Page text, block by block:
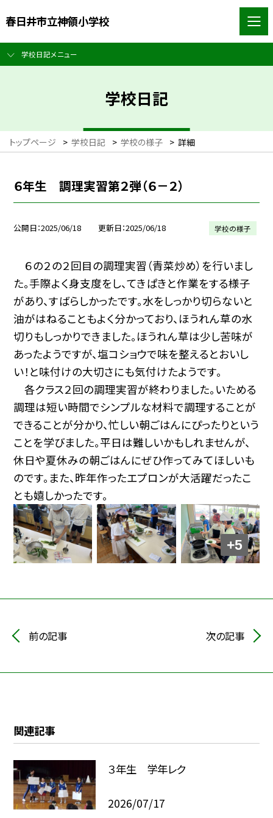
春日井市立神領小学校
学校日記メニュー
学校日記
トップページ > 学校日記 > 学校の様子 > 詳細
６年生 調理実習第２弾（６－２）
公開日 2025/06/18 更新日 2025/06/18 学校の様子
６の２の２回目の調理実習（青菜炒め）を行いまし
た。手際よく身支度をし、てきぱきと作業をする様子
があり、すばらしかったです。水をしっかり切らないと
油がはねることもよく分かっており、ほうれん草の水
切りもしっかりできました。ほうれん草は少し苦味が
あったようですが、塩コショウで味を整えるとおいし
い！と味付けの大切さにも気付けたようです。
各クラス２回の調理実習が終わりました。いためる
調理は短い時間でシンプルな材料で調理することが
できることが分かり、忙しい朝ごはんにぴったりという
ことを学びました。平日は難しいかもしれませんが、
休日や夏休みの朝ごはんにぜひ作ってみてほしいも
のです。また、昨年作ったエプロンが大活躍だったこ
とも嬉しかったです。
+5
前の記事 次の記事
関連記事
３年生 学年レク
2026/07/17